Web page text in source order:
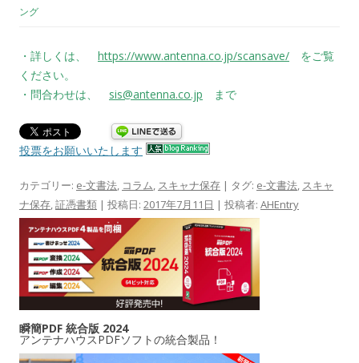
ング
・詳しくは、 https://www.antenna.co.jp/scansave/ をご覧
ください。
・問合わせは、 sis@antenna.co.jp まで
投票をお願いいたします
カテゴリー: e-文書法, コラム, スキャナ保存 | タグ: e-文書法, スキャ
ナ保存,証憑書類 | 投稿日: 2017年7月11日 | 投稿者: AHEntry
瞬簡PDF 統合版 2024
アンテナハウスPDFソフトの統合製品！